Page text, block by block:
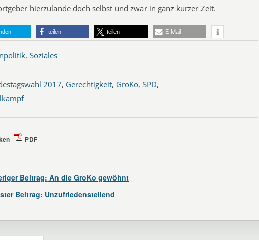
hierzulande doch selbst und zwar in ganz kurzer Zeit.
teilen teilen E-Mail
, Soziales
2017, Gerechtigkeit, GroKo, SPD,
PDF
Beitrag: An die GroKo gewöhnt
Beitrag: Unzufriedenstellend